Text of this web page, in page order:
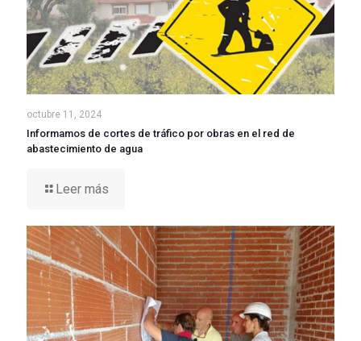
octubre 11, 2024
Informamos de cortes de tráfico por obras en el red de
abastecimiento de agua
Leer más